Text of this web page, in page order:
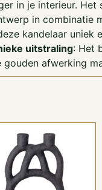
in je interieur. Het
in combinatie
kandelaar uniek
uitstraling: Het
gouden afwerking